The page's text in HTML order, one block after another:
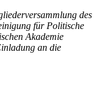
des
für Politische
Akademie
an die